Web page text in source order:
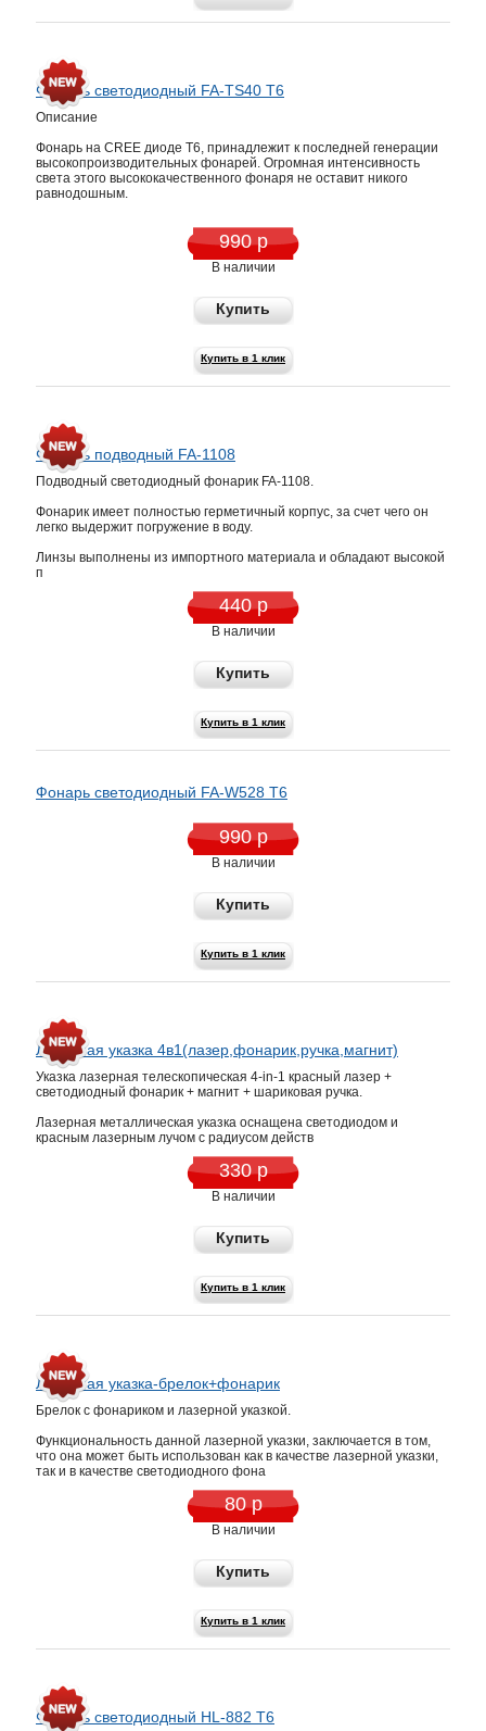
Фонарь светодиодный FA-TS40 Т6
Описание
Фонарь на CREE диоде T6, принадлежит к последней генерации
высокопроизводительных фонарей. Огромная интенсивность
света этого высококачественного фонаря не оставит никого
равнодошным.
990 р
В наличии
Купить
Купить в 1 клик
Фонарь подводный FA-1108
Подводный светодиодный фонарик FA-1108.
Фонарик имеет полностью герметичный корпус, за счет чего он
легко выдержит погружение в воду.
Линзы выполнены из импортного материала и обладают высокой
п
440 р
В наличии
Купить
Купить в 1 клик
Фонарь светодиодный FA-W528 Т6
990 р
В наличии
Купить
Купить в 1 клик
Лазерная указка 4в1(лазер,фонарик,ручка,магнит)
Указка лазерная телескопическая 4-in-1 красный лазер +
светодиодный фонарик + магнит + шариковая ручка.
Лазерная металлическая указка оснащена светодиодом и
красным лазерным лучом с радиусом действ
330 р
В наличии
Купить
Купить в 1 клик
Лазерная указка-брелок+фонарик
Брелок с фонариком и лазерной указкой.
Функциональность данной лазерной указки, заключается в том,
что она может быть использован как в качестве лазерной указки,
так и в качестве светодиодного фона
80 р
В наличии
Купить
Купить в 1 клик
Фонарь светодиодный HL-882 T6